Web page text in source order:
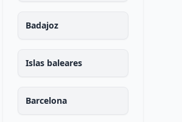
Badajoz
Islas baleares
Barcelona